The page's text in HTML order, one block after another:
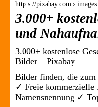
http s://pixabay.com › images
3.000+
und
3.000+ kostenlose
Bilder – Pixabay
Bilder finden, die zum
✓ Freie
Namensnennung ✓